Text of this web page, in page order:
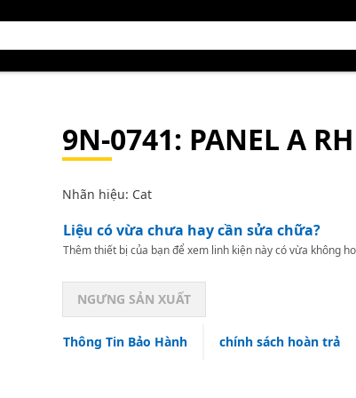
9N-0741: PANEL A RH
Nhãn hiệu: Cat
Liệu có vừa chưa hay cần sửa chữa?
Thêm thiết bị của bạn để xem linh kiện này có vừa không
NGƯNG SẢN XUẤT
Thông Tin Bảo Hành chính sách hoàn trả